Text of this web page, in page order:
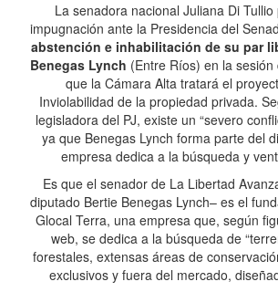
La senadora nacional Juliana Di
impugnación ante la Presidencia del
abstención e inhabilitación de su par
Benegas Lynch (Entre Ríos) en la
que la Cámara Alta tratará el
Inviolabilidad de la propiedad privada.
legisladora del PJ, existe un “severo
ya que Benegas Lynch forma parte del
empresa dedica a la búsqueda y
Es que el senador de La Libertad
diputado Bertie Benegas Lynch– es el
Glocal Terra, una empresa que, según
web, se dedica a la búsqueda de
forestales, extensas áreas de
exclusivos y fuera del mercado,